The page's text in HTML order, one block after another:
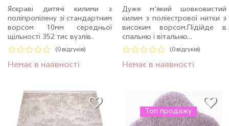
Яскраві дитячі килими з
поліпропілену зі стандартним
ворсом 10мм середньої
щільності 352 тис вузлів..
(0 відгуків)
Немає в наявності
Дуже м'який шовковистий
килим з поліестрової нитки з
високим ворсом.Пiдiйде в
спальню і вітальню...
(0 відгуків)
Немає в наявності
Топ продажу